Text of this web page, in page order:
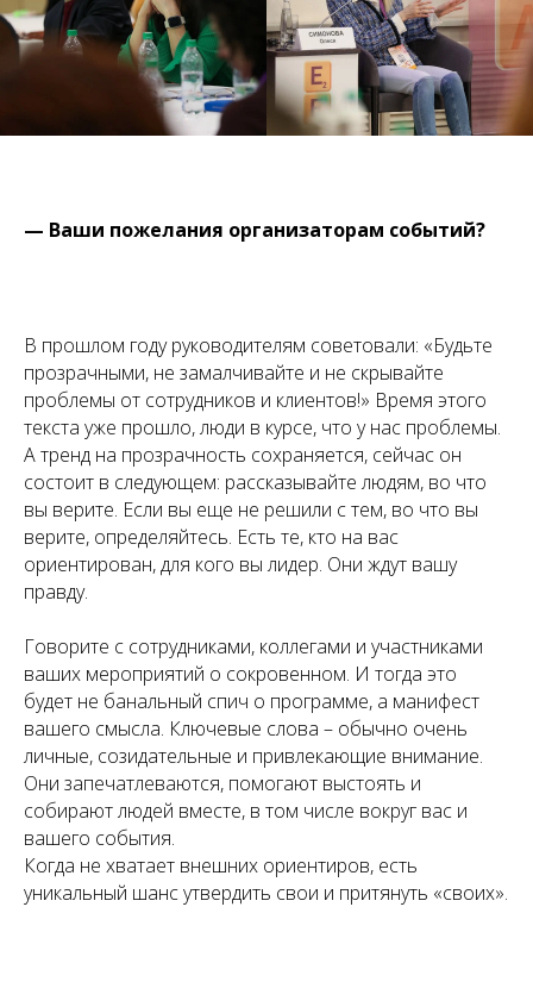
— Ваши пожелания организаторам событий?
В прошлом году руководителям советовали: «Будьте
прозрачными, не замалчивайте и не скрывайте
проблемы от сотрудников и клиентов!» Время этого
текста уже прошло, люди в курсе, что у нас проблемы.
А тренд на прозрачность сохраняется, сейчас он
состоит в следующем: рассказывайте людям, во что
вы верите. Если вы еще не решили с тем, во что вы
верите, определяйтесь. Есть те, кто на вас
ориентирован, для кого вы лидер. Они ждут вашу
правду.
Говорите с сотрудниками, коллегами и участниками
ваших мероприятий о сокровенном. И тогда это
будет не банальный спич о программе, а манифест
вашего смысла. Ключевые слова – обычно очень
личные, созидательные и привлекающие внимание.
Они запечатлеваются, помогают выстоять и
собирают людей вместе, в том числе вокруг вас и
вашего события.
Когда не хватает внешних ориентиров, есть
уникальный шанс утвердить свои и притянуть «своих».